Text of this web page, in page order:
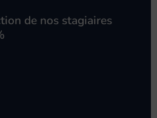
de nos stagiaires